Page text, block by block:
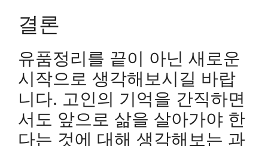
결론
유품정리를 끝이 아닌 새로운
시작으로 생각해보시길 바랍
니다. 고인의 기억을 간직하면
서도 앞으로 삶을 살아가야 한
다는 것에 대해 생각해보는 과